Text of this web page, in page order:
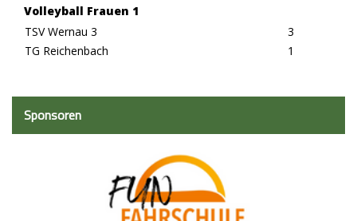
Volleyball Frauen 1
TSV Wernau 3
3
TG Reichenbach
1
Sponsoren